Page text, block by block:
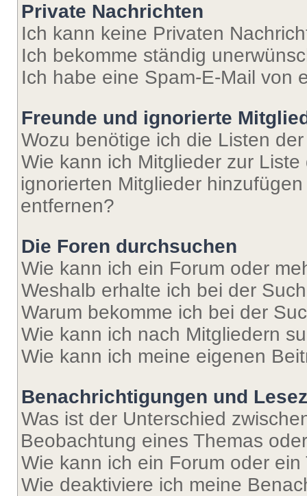
Private Nachrichten
Ich kann keine Privaten
Ich bekomme ständig
Ich habe eine Spam-E-Mail von
Freunde und ignorierte
Wozu benötige ich die Listen
Wie kann ich Mitglieder zur
ignorierten Mitglieder
entfernen?
Die Foren durchsuchen
Wie kann ich ein Forum oder
Weshalb erhalte ich bei der
Warum bekomme ich bei der
Wie kann ich nach Mitgliedern
Wie kann ich meine eigenen
Benachrichtigungen und
Was ist der Unterschied
Beobachtung eines Themas
Wie kann ich ein Forum oder
Wie deaktiviere ich meine